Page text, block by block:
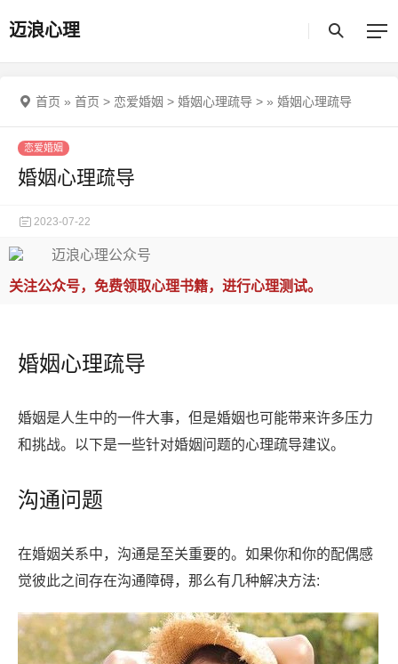
迈浪心理
首页 » 首页 > 恋爱婚姻 > 婚姻心理疏导 > » 婚姻心理疏导
恋爱婚姻
婚姻心理疏导
2023-07-22
关注公众号，免费领取心理书籍，进行心理测试。
婚姻心理疏导
婚姻是人生中的一件大事，但是婚姻也可能带来许多压力
和挑战。以下是一些针对婚姻问题的心理疏导建议。
沟通问题
在婚姻关系中，沟通是至关重要的。如果你和你的配偶感
觉彼此之间存在沟通障碍，那么有几种解决方法: